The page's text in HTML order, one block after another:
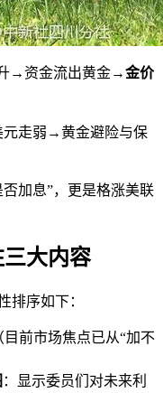
→资金流出黄金→金价
走弱→黄金避险与保
加息”，更是格涨美联
三大内容
排序如下：
前市场焦点已从“加不
：显示委员们对未来利